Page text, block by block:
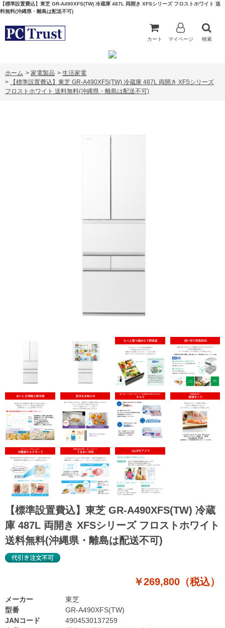
【標準設置費込】東芝 GR-A490XFS(TW) 冷蔵庫 487L 両開き XFSシリーズ フロストホワイト 送
料無料(沖縄県・離島は配送不可)
カート マイページ 検索
ホーム > 家電製品 > 生活家電
>
【標準設置費込】東芝 GR-A490XFS(TW) 冷蔵庫 487L 両開き XFSシリーズ
フロストホワイト 送料無料(沖縄県・離島は配送不可)
【標準設置費込】東芝 GR-A490XFS(TW) 冷蔵
庫 487L 両開き XFSシリーズ フロストホワイト
送料無料(沖縄県・離島は配送不可)
￥269,800（税込）
型番
GR-A490XFS(TW)
JANコード
4904530137259
メーカー 東芝